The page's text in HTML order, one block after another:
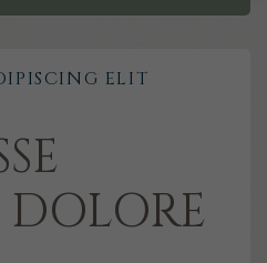
ELIT